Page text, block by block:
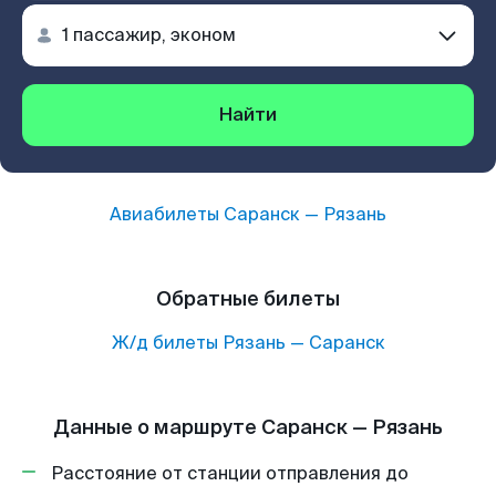
Найти
Авиабилеты Саранск — Рязань
Обратные билеты
Ж/д билеты Рязань — Саранск
Данные о маршруте Саранск — Рязань
Расстояние от станции отправления до